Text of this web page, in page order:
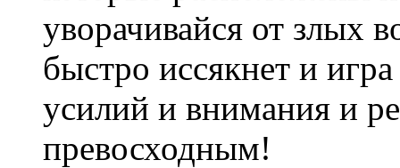
уворачивайся от злых
быстро иссякнет и
усилий и внимания и
превосходным!